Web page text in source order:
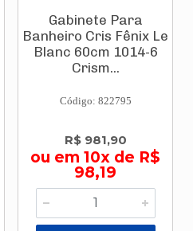
Gabinete Para
Banheiro Cris Fênix Le
Blanc 60cm 1014-6
Crism...
Código: 822795
R$ 981,90
ou em 10x de R$
98,19